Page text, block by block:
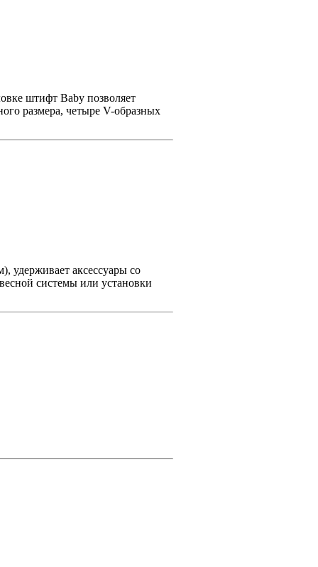
штифт Baby позволяет
размера, четыре V-образных
удерживает аксессуары со
системы или установки